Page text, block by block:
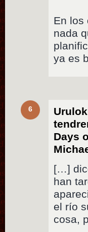
En los
nada
ya es
6
Days
[…]
han
el río
cosa,